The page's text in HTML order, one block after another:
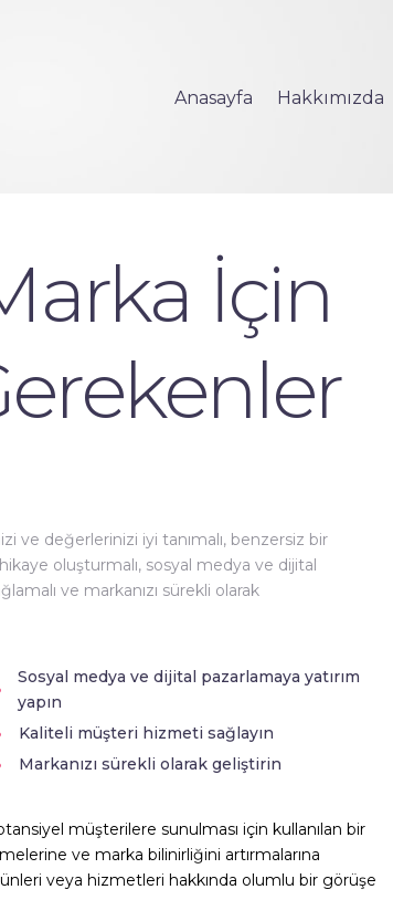
Anasayfa Hakkımızda
İçin
ve değerlerinizi iyi tanımalı, benzersiz bir
oluşturmalı, sosyal medya ve dijital
ve markanızı sürekli olarak
Sosyal medya ve dijital pazarlamaya yatırım
yapın
Kaliteli müşteri hizmeti sağlayın
Markanızı sürekli olarak geliştirin
müşterilere sunulması için kullanılan bir
ve marka bilinirliğini artırmalarına
veya hizmetleri hakkında olumlu bir görüşe